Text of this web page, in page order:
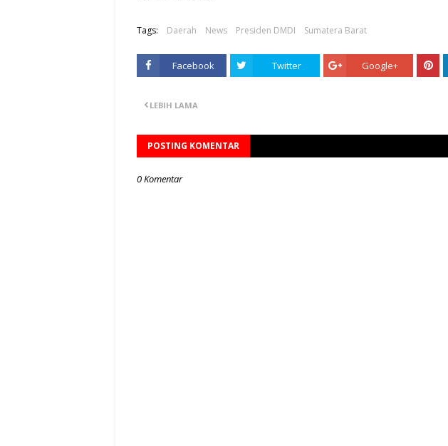
Tags: Daerah News Presiden DMDI Sumatera Barat
Facebook Twitter Google+
LEBIH LAMA
POSTING KOMENTAR
0 Komentar